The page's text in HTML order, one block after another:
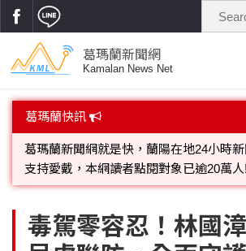
葛瑪蘭新聞網
Kamalan News Net
首頁
蘭陽大代誌
府會議題
立法院
選舉新聞
葛瑪蘭快訊
葛瑪蘭新聞網就是快，蘭陽在地24小時
支持愛戴，本網讀者點閱對象已逾20萬人!
網;詳洽各記者或聯繫：0910-259565洽詢
毒駕零容忍！林國